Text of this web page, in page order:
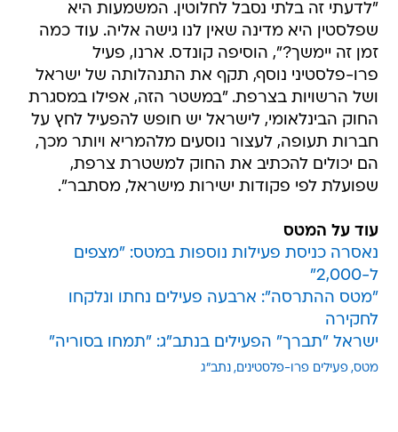
"לדעתי זה בלתי נסבל לחלוטין. המשמעות היא
שפלסטין היא מדינה שאין לנו גישה אליה. עוד כמה
זמן זה יימשך?", הוסיפה קונדס. ארנו, פעיל
פרו-פלסטיני נוסף, תקף את התנהלותה של ישראל
ושל הרשויות בצרפת. "במשטר הזה, אפילו במסגרת
החוק הבינלאומי, לישראל יש חופש להפעיל לחץ על
חברות תעופה, לעצור נוסעים מלהמריא ויותר מכך,
הם יכולים להכתיב את החוק למשטרת צרפת,
שפועלת לפי פקודות ישירות מישראל, מסתבר".
עוד על המטס
נאסרה כניסת פעילות נוספות במטס: "מצפים
ל-2,000"
"מטס ההתרסה": ארבעה פעילים נחתו ונלקחו
לחקירה
ישראל "תברך" הפעילים בנתב"ג: "תמחו בסוריה"
מטס פעילים פרו-פלסטינים נתב"ג